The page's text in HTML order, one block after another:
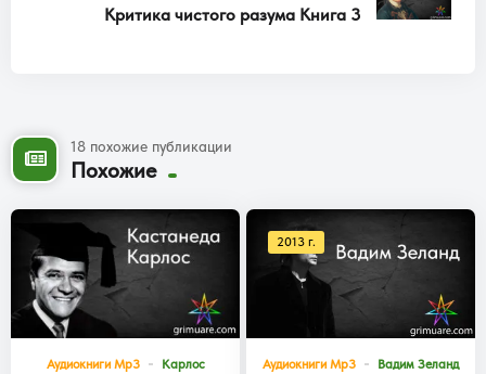
Критика чистого разума Книга 3
18 похожие публикации
Похожие
Аудиокниги Mp3
Карлос
2013 г.
Аудиокниги Mp3 Вадим Зеланд